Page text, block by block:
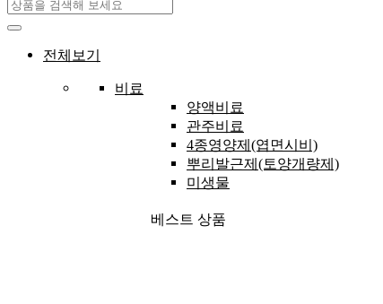
전체보기
비료
양액비료
관주비료
4종영양제(엽면시비)
뿌리발근제(토양개량제)
미생물
베스트 상품